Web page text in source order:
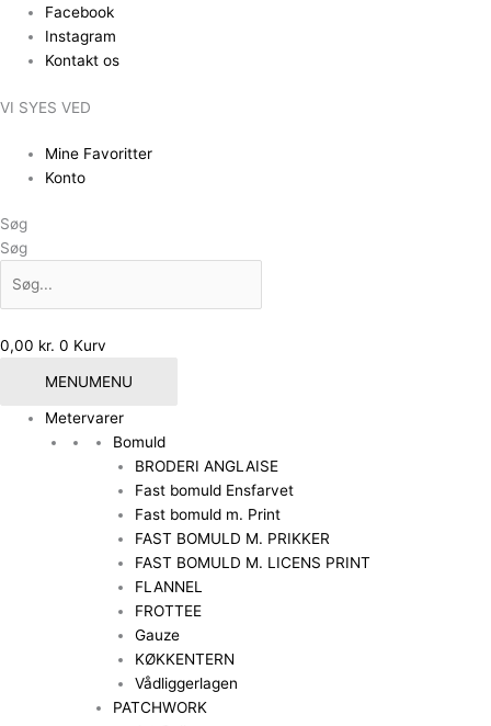
indholdet
Facebook
Instagram
Kontakt os
VI SYES VED
Mine Favoritter
Konto
Søg
Søg
0,00 kr. 0 Kurv
MENUMENU
Metervarer
Bomuld
BRODERI ANGLAISE
Fast bomuld Ensfarvet
Fast bomuld m. Print
FAST BOMULD M. PRIKKER
FAST BOMULD M. LICENS PRINT
FLANNEL
FROTTEE
Gauze
KØKKENTERN
Vådliggerlagen
PATCHWORK